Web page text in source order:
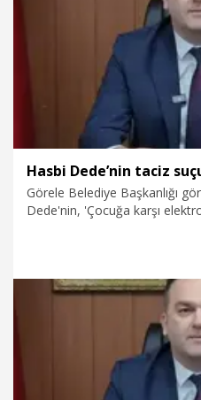
Görele Belediye Başkanlığı
Dede'nin, 'Çocuğa karşı
Gündem